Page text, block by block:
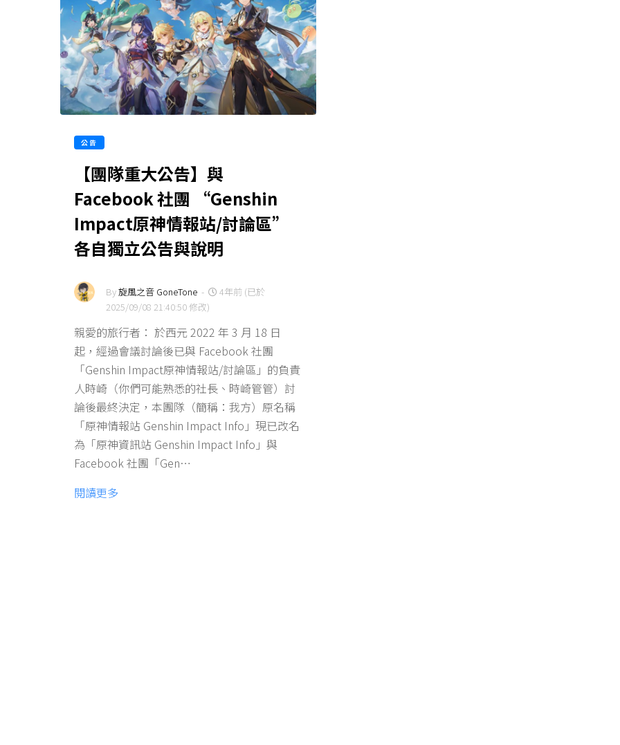
公告
【團隊重大公告】與
Facebook 社團 “Genshin
Impact原神情報站/討論區”
各自獨立公告與說明
By旋風之音 GoneTone -
4年前 (已於
2025/09/08 21:40:50 修改)
親愛的旅行者： 於西元 2022 年 3 月 18 日
起，經過會議討論後已與 Facebook 社團
「Genshin Impact原神情報站/討論區」的負責
人時崎（你們可能熟悉的社長、時崎管管）討
論後最終決定，本團隊（簡稱：我方）原名稱
「原神情報站 Genshin Impact Info」現已改名
為「原神資訊站 Genshin Impact Info」與
Facebook 社團「Gen…
閱讀更多